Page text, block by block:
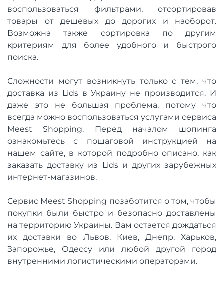
воспользоваться фильтрами, отсортировав
товары от дешевых до дорогих и наоборот.
Возможна также сортировка по другим
критериям для более удобного и быстрого
поиска.
Сложности могут возникнуть только с тем, что
доставка из Lids в Украину не производится. И
даже это не большая проблема, потому что
всегда можно воспользоваться услугами сервиса
Meest Shopping. Перед началом шопинга
ознакомьтесь с пошаговой инструкцией на
нашем сайте, в которой подробно описано, как
заказать доставку из Lids и других зарубежных
интернет-магазинов.
Сервис Meest Shopping позаботится о том, чтобы
покупки были быстро и безопасно доставлены
на территорию Украины. Вам остается дождаться
их доставки во Львов, Киев, Днепр, Харьков,
Запорожье, Одессу или любой другой город
внутренними логистическими операторами.